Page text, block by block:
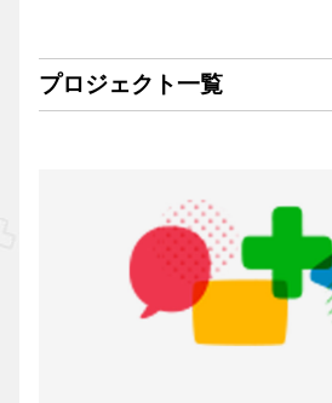
プロジェクト一覧